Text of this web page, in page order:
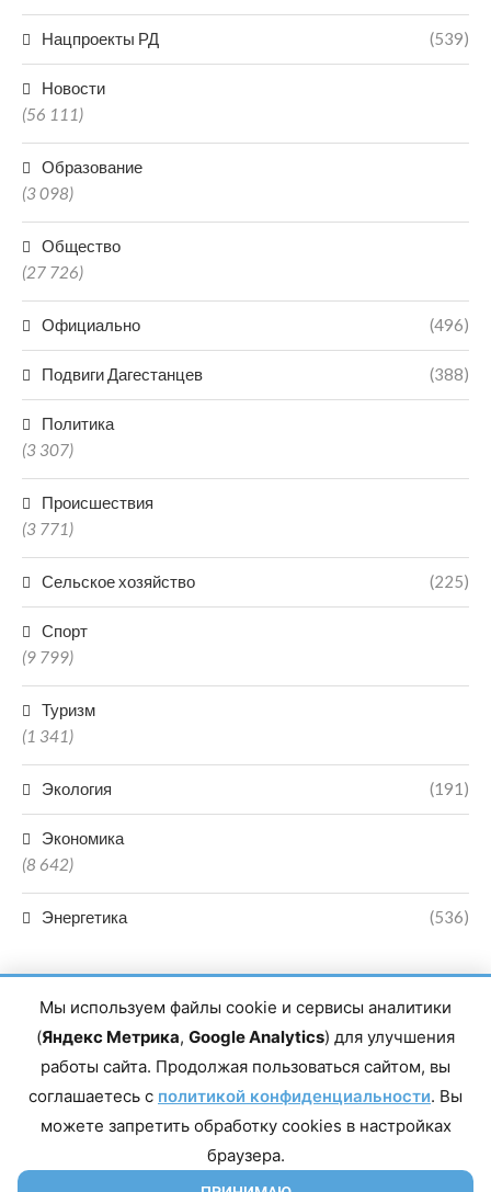
Нацпроекты РД (539)
Новости
(56 111)
Образование
(3 098)
Общество
(27 726)
Официально (496)
Подвиги Дагестанцев (388)
Политика
(3 307)
Происшествия
(3 771)
Сельское хозяйство (225)
Спорт
(9 799)
Туризм
(1 341)
Экология (191)
Экономика
(8 642)
Энергетика (536)
Главный редактор сетевого издания Магомаев Тимур Нухович.
Контакты редакции: 8(988)-292-94-34 Почта: vestiskfo@gmail.com По
Республика Дагестан, г. Махачкала, пр-т Насрутдинова, д. 1а. Все
права защищены. Копирование и использование полных материалов
запрещено, частичное цитирование возможно только при условии
Мы используем файлы cookie и сервисы аналитики
(Яндекс Метрика, Google Analytics) для улучшения
работы сайта. Продолжая пользоваться сайтом, вы
соглашаетесь с политикой конфиденциальности. Вы
можете запретить обработку cookies в настройках
браузера.